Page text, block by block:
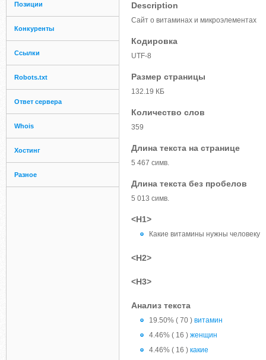
Позиции
Конкуренты
Ссылки
Robots.txt
Ответ сервера
Whois
Хостинг
Разное
Description
Сайт о витаминах и микроэлементах
Кодировка
UTF-8
Размер страницы
132.19 КБ
Количество слов
359
Длина текста на странице
5 467 симв.
Длина текста без пробелов
5 013 симв.
<H1>
Какие витамины нужны человеку
<H2>
<H3>
Анализ текста
19.50% ( 70 ) витамин
4.46% ( 16 ) женщин
4.46% ( 16 ) какие